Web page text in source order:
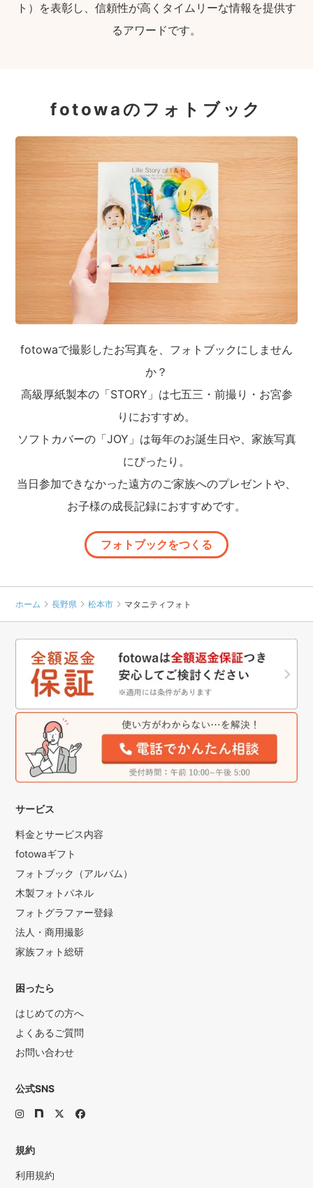
ト）を表彰し、信頼性が高くタイムリーな情報を提供す
るアワードです。
fotowaのフォトブック
fotowaで撮影したお写真を、フォトブックにしません
か？
高級厚紙製本の「STORY」は七五三・前撮り・お宮参
りにおすすめ。
ソフトカバーの「JOY」は毎年のお誕生日や、家族写真
にぴったり。
当日参加できなかった遠方のご家族へのプレゼントや、
お子様の成長記録におすすめです。
フォトブックをつくる
ホーム 長野県 松本市 マタニティフォト
サービス
料金とサービス内容
fotowaギフト
フォトブック（アルバム）
木製フォトパネル
フォトグラファー登録
法人・商用撮影
家族フォト総研
困ったら
はじめての方へ
よくあるご質問
お問い合わせ
公式SNS
規約
利用規約